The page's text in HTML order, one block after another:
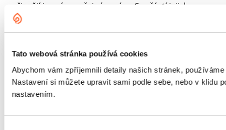
Tato webová stránka používá cookies
Abychom vám zpříjemnili detaily našich stránek,
Nastavení si můžete upravit sami podle sebe, nebo v klidu
nastavením.
přispějí i orgány veřejné správy. Součástí jejich
vozového parku by v roce 2020 měla být minimálně
čtvrtina vozidel s alternativním pohonem, to
Sdílet článek